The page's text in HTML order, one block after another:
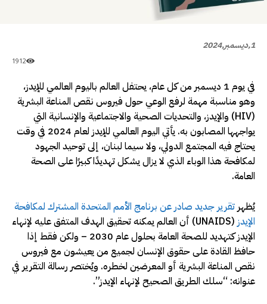
1,ديسمبر,2024
1912
في يوم 1 ديسمبر من كل عام، يحتفل العالم باليوم العالمي للإيدز،
وهو مناسبة مهمة لرفع الوعي حول فيروس نقص المناعة البشرية
(HIV) والإيدز، والتحديات الصحية والاجتماعية والإنسانية التي
يواجهها المصابون به. يأتي اليوم العالمي للإيدز لعام 2024 في وقت
يحتاج فيه المجتمع الدولي، ولا سيما لبنان، إلى توحيد الجهود
لمكافحة هذا الوباء الذي لا يزال يشكل تهديدًا كبيرًا على الصحة
العامة.
يُظهر تقرير جديد صادر عن برنامج الأمم المتحدة المشترك لمكافحة
الإيدز
(UNAIDS) أن العالم يمكنه تحقيق الهدف المتفق عليه لإنهاء
الإيدز كتهديد للصحة العامة بحلول عام 2030 – ولكن فقط إذا
حافظ القادة على حقوق الإنسان لجميع من يعيشون مع فيروس
نقص المناعة البشرية أو المعرضين لخطره. ويُختصر رسالة التقرير في
عنوانه: “سلك الطريق الصحيح لإنهاء الإيدز”.